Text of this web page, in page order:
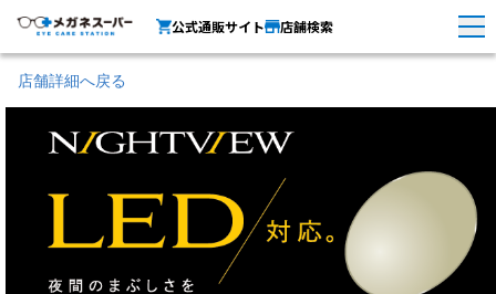
公式通販サイト 店舗検索
店舗詳細へ戻る